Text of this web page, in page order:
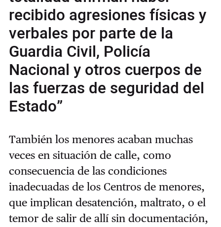
recibido agresiones físicas y
verbales por parte de la
Guardia Civil, Policía
Nacional y otros cuerpos de
las fuerzas de seguridad del
Estado”
También los menores acaban muchas
veces en situación de calle, como
consecuencia de las condiciones
inadecuadas de los Centros de menores,
que implican desatención, maltrato, o el
temor de salir de allí sin documentación,